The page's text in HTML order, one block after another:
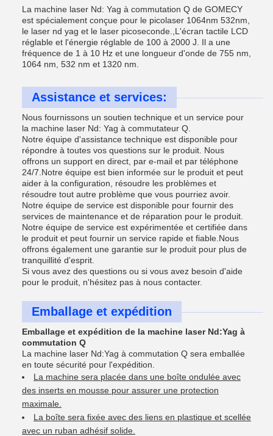
La machine laser Nd: Yag à commutation Q de GOMECY
est spécialement conçue pour le picolaser 1064nm 532nm,
le laser nd yag et le laser picoseconde.,L'écran tactile LCD
réglable et l'énergie réglable de 100 à 2000 J. Il a une
fréquence de 1 à 10 Hz et une longueur d'onde de 755 nm,
1064 nm, 532 nm et 1320 nm.
Assistance et services:
Nous fournissons un soutien technique et un service pour
la machine laser Nd: Yag à commutateur Q.
Notre équipe d'assistance technique est disponible pour
répondre à toutes vos questions sur le produit. Nous
offrons un support en direct, par e-mail et par téléphone
24/7.Notre équipe est bien informée sur le produit et peut
aider à la configuration, résoudre les problèmes et
résoudre tout autre problème que vous pourriez avoir.
Notre équipe de service est disponible pour fournir des
services de maintenance et de réparation pour le produit.
Notre équipe de service est expérimentée et certifiée dans
le produit et peut fournir un service rapide et fiable.Nous
offrons également une garantie sur le produit pour plus de
tranquillité d'esprit.
Si vous avez des questions ou si vous avez besoin d'aide
pour le produit, n'hésitez pas à nous contacter.
Emballage et expédition
Emballage et expédition de la machine laser Nd:Yag à
commutation Q
La machine laser Nd:Yag à commutation Q sera emballée
en toute sécurité pour l'expédition.
La machine sera placée dans une boîte ondulée avec
des inserts en mousse pour assurer une protection
maximale.
La boîte sera fixée avec des liens en plastique et scellée
avec un ruban adhésif solide.